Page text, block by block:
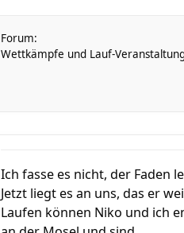
Forum:
Wettkämpfe und Lauf-
Ich fasse es nicht, der Faden
Jetzt liegt es an uns, das er
Laufen können Niko und ich